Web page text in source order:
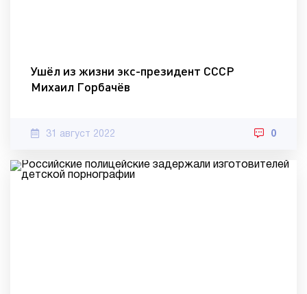
Ушёл из жизни экс-президент СССР
Михаил Горбачёв
31 август 2022 0